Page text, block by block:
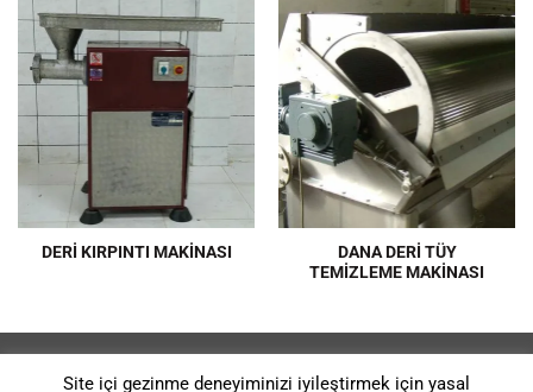
DERİ KIRPINTI MAKİNASI
DANA DERİ TÜY
TEMİZLEME MAKİNASI
Site içi gezinme deneyiminizi iyileştirmek için yasal